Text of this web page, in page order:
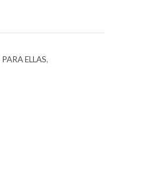
PARA ELLAS,